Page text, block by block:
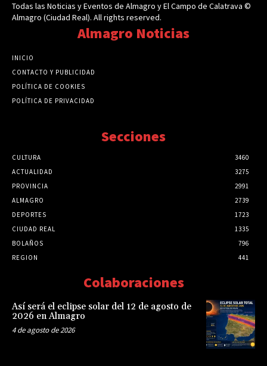
Todas las Noticias y Eventos de Almagro y El Campo de Calatrava ©
Almagro (Ciudad Real). All rights reserved.
Almagro Noticias
INICIO
CONTACTO Y PUBLICIDAD
POLÍTICA DE COOKIES
POLÍTICA DE PRIVACIDAD
Secciones
CULTURA
3460
ACTUALIDAD
3275
PROVINCIA
2991
ALMAGRO
2739
DEPORTES
1723
CIUDAD REAL
1335
BOLAÑOS
796
REGION
441
Colaboraciones
Así será el eclipse solar del 12 de agosto de
2026 en Almagro
4 de agosto de 2026